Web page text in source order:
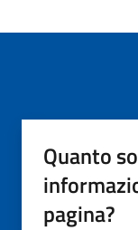
Quanto
pagina?